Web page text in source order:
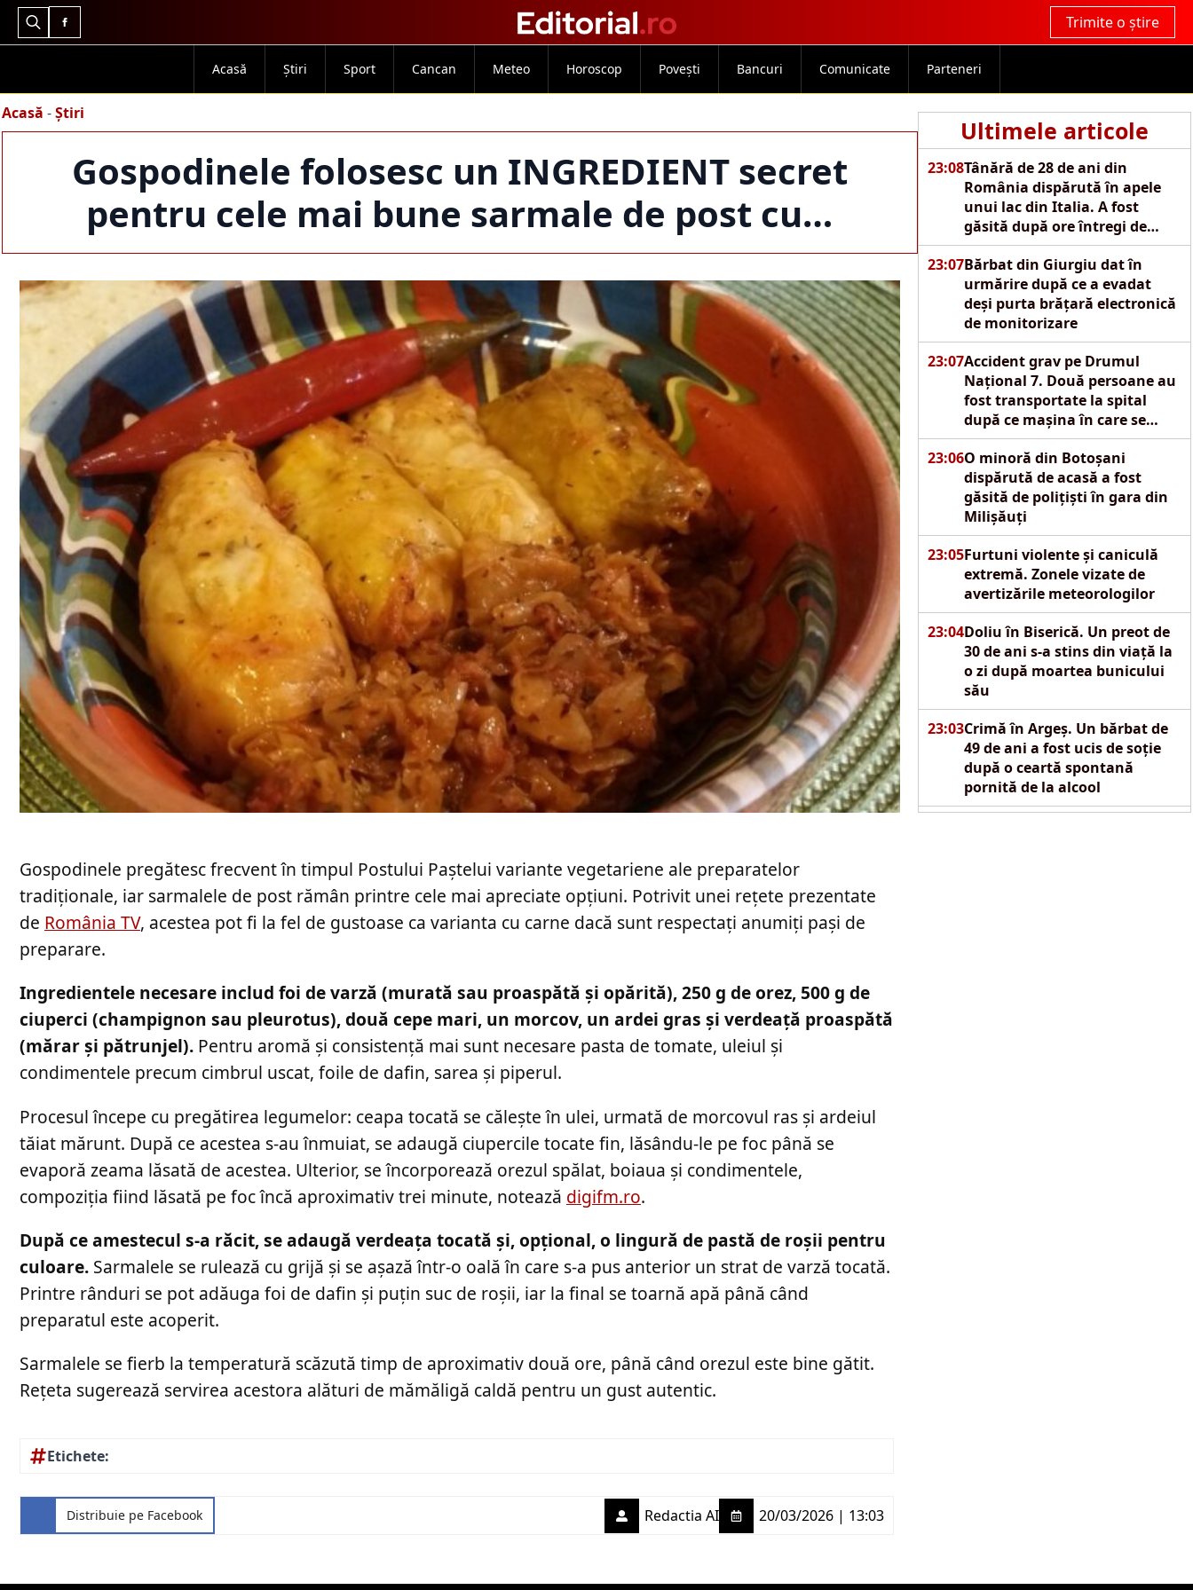
Search
Trimite o știre
Acasă Știri Sport Cancan Meteo Horoscop Povești Bancuri Comunicate Parteneri
Acasă -Știri
Gospodinele folosesc un INGREDIENT secret
pentru cele mai bune sarmale de post cu…
Ultimele articole
23:08Tânără de 28 de ani din
România dispărută în apele
unui lac din Italia. A fost
găsită după ore întregi de
căutări
23:07Bărbat din Giurgiu dat în
urmărire după ce a evadat
deși purta brățară electronică
de monitorizare
23:07Accident grav pe Drumul
Național 7. Două persoane au
fost transportate la spital
după ce mașina în care se
aflau s-a izbit de un pod
23:06O minoră din Botoșani
dispărută de acasă a fost
găsită de polițiști în gara din
Milișăuți
23:05Furtuni violente și caniculă
extremă. Zonele vizate de
avertizările meteorologilor
23:04Doliu în Biserică. Un preot de
30 de ani s-a stins din viață la
o zi după moartea bunicului
său
23:03Crimă în Argeș. Un bărbat de
49 de ani a fost ucis de soție
după o ceartă spontană
pornită de la alcool
Gospodinele pregătesc frecvent în timpul Postului Paștelui variante vegetariene ale preparatelor
tradiționale, iar sarmalele de post rămân printre cele mai apreciate opțiuni. Potrivit unei rețete prezentate
de România TV, acestea pot fi la fel de gustoase ca varianta cu carne dacă sunt respectați anumiți pași de
preparare.
Ingredientele necesare includ foi de varză (murată sau proaspătă și opărită), 250 g de orez, 500 g de
ciuperci (champignon sau pleurotus), două cepe mari, un morcov, un ardei gras și verdeață proaspătă
(mărar și pătrunjel). Pentru aromă și consistență mai sunt necesare pasta de tomate, uleiul și
condimentele precum cimbrul uscat, foile de dafin, sarea și piperul.
Procesul începe cu pregătirea legumelor: ceapa tocată se călește în ulei, urmată de morcovul ras și ardeiul
tăiat mărunt. După ce acestea s-au înmuiat, se adaugă ciupercile tocate fin, lăsându-le pe foc până se
evaporă zeama lăsată de acestea. Ulterior, se încorporează orezul spălat, boiaua și condimentele,
compoziția fiind lăsată pe foc încă aproximativ trei minute, notează digifm.ro.
După ce amestecul s-a răcit, se adaugă verdeața tocată și, opțional, o lingură de pastă de roșii pentru
culoare. Sarmalele se rulează cu grijă și se așază într-o oală în care s-a pus anterior un strat de varză tocată.
Printre rânduri se pot adăuga foi de dafin și puțin suc de roșii, iar la final se toarnă apă până când
preparatul este acoperit.
Sarmalele se fierb la temperatură scăzută timp de aproximativ două ore, până când orezul este bine gătit.
Rețeta sugerează servirea acestora alături de mămăligă caldă pentru un gust autentic.
Etichete:
Distribuie pe Facebook Redactia AI 20/03/2026 | 13:03